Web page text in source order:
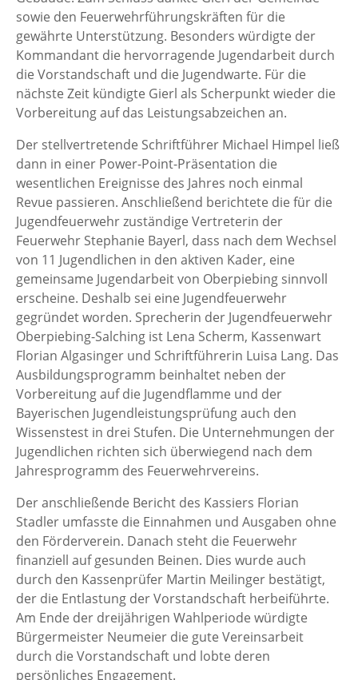
sowie den Feuerwehrführungskräften für die
gewährte Unterstützung. Besonders würdigte der
Kommandant die hervorragende Jugendarbeit durch
die Vorstandschaft und die Jugendwarte. Für die
nächste Zeit kündigte Gierl als Scherpunkt wieder die
Vorbereitung auf das Leistungsabzeichen an.
Der stellvertretende Schriftführer Michael Himpel ließ
dann in einer Power-Point-Präsentation die
wesentlichen Ereignisse des Jahres noch einmal
Revue passieren. Anschließend berichtete die für die
Jugendfeuerwehr zuständige Vertreterin der
Feuerwehr Stephanie Bayerl, dass nach dem Wechsel
von 11 Jugendlichen in den aktiven Kader, eine
gemeinsame Jugendarbeit von Oberpiebing sinnvoll
erscheine. Deshalb sei eine Jugendfeuerwehr
gegründet worden. Sprecherin der Jugendfeuerwehr
Oberpiebing-Salching ist Lena Scherm, Kassenwart
Florian Algasinger und Schriftführerin Luisa Lang. Das
Ausbildungsprogramm beinhaltet neben der
Vorbereitung auf die Jugendflamme und der
Bayerischen Jugendleistungsprüfung auch den
Wissenstest in drei Stufen. Die Unternehmungen der
Jugendlichen richten sich überwiegend nach dem
Jahresprogramm des Feuerwehrvereins.
Der anschließende Bericht des Kassiers Florian
Stadler umfasste die Einnahmen und Ausgaben ohne
den Förderverein. Danach steht die Feuerwehr
finanziell auf gesunden Beinen. Dies wurde auch
durch den Kassenprüfer Martin Meilinger bestätigt,
der die Entlastung der Vorstandschaft herbeiführte.
Am Ende der dreijährigen Wahlperiode würdigte
Bürgermeister Neumeier die gute Vereinsarbeit
durch die Vorstandschaft und lobte deren
persönliches Engagement.